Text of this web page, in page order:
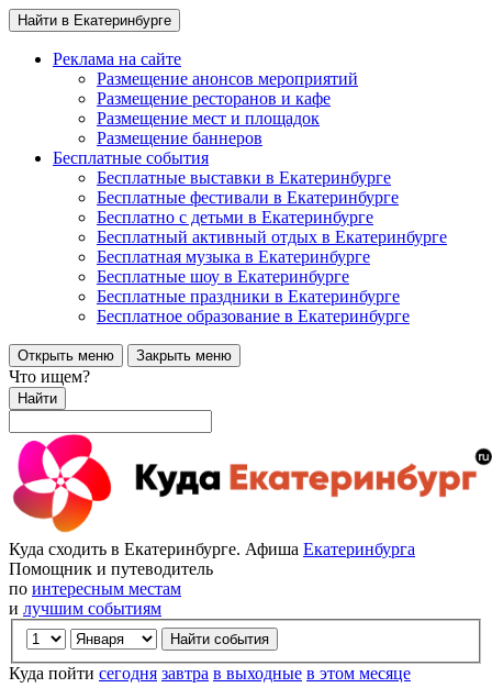
Найти в Екатеринбурге
Реклама на сайте
Размещение анонсов мероприятий
Размещение ресторанов и кафе
Размещение мест и площадок
Размещение баннеров
Бесплатные события
Бесплатные выставки в Екатеринбурге
Бесплатные фестивали в Екатеринбурге
Бесплатно с детьми в Екатеринбурге
Бесплатный активный отдых в Екатеринбурге
Бесплатная музыка в Екатеринбурге
Бесплатные шоу в Екатеринбурге
Бесплатные праздники в Екатеринбурге
Бесплатное образование в Екатеринбурге
Открыть меню Закрыть меню
Что ищем?
Найти
Куда сходить в Екатеринбурге. Афиша Екатеринбурга
Помощник и путеводитель
по интересным местам
и лучшим событиям
Куда пойти сегодня завтра в выходные в этом месяце